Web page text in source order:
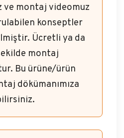
ve montaj videomuz
konseptler
Ücretli ya da
montaj
Bu ürüne/ürün
dökümanımıza